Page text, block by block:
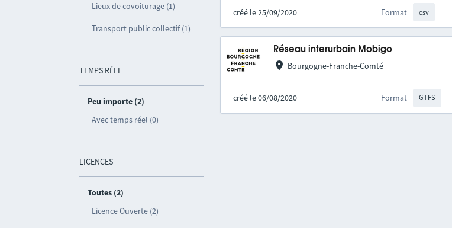
Lieux de covoiturage (1)
Transport public collectif (1)
TEMPS RÉEL
Peu importe (2)
Avec temps réel (0)
LICENCES
Toutes (2)
Licence Ouverte (2)
créé le 25/09/2020 Format csv
Réseau interurbain Mobigo
Bourgogne-Franche-Comté
créé le 06/08/2020 Format GTFS